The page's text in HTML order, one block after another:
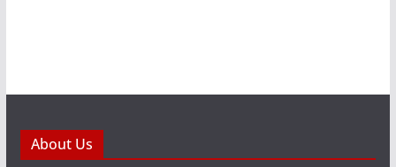
About Us